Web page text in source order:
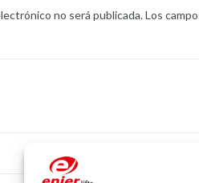
no será publicada.Los